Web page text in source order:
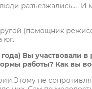
люди разъезжались…
(помощник
юг.
Вы участвовали
работы? Как вы
не